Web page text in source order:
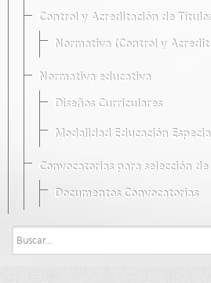
Control y Acreditación de
Normativa (Control y
Normativa educativa
Diseños Curriculares
Modalidad Educación Especial
Convocatorias para selección
Documentos Convocatorias